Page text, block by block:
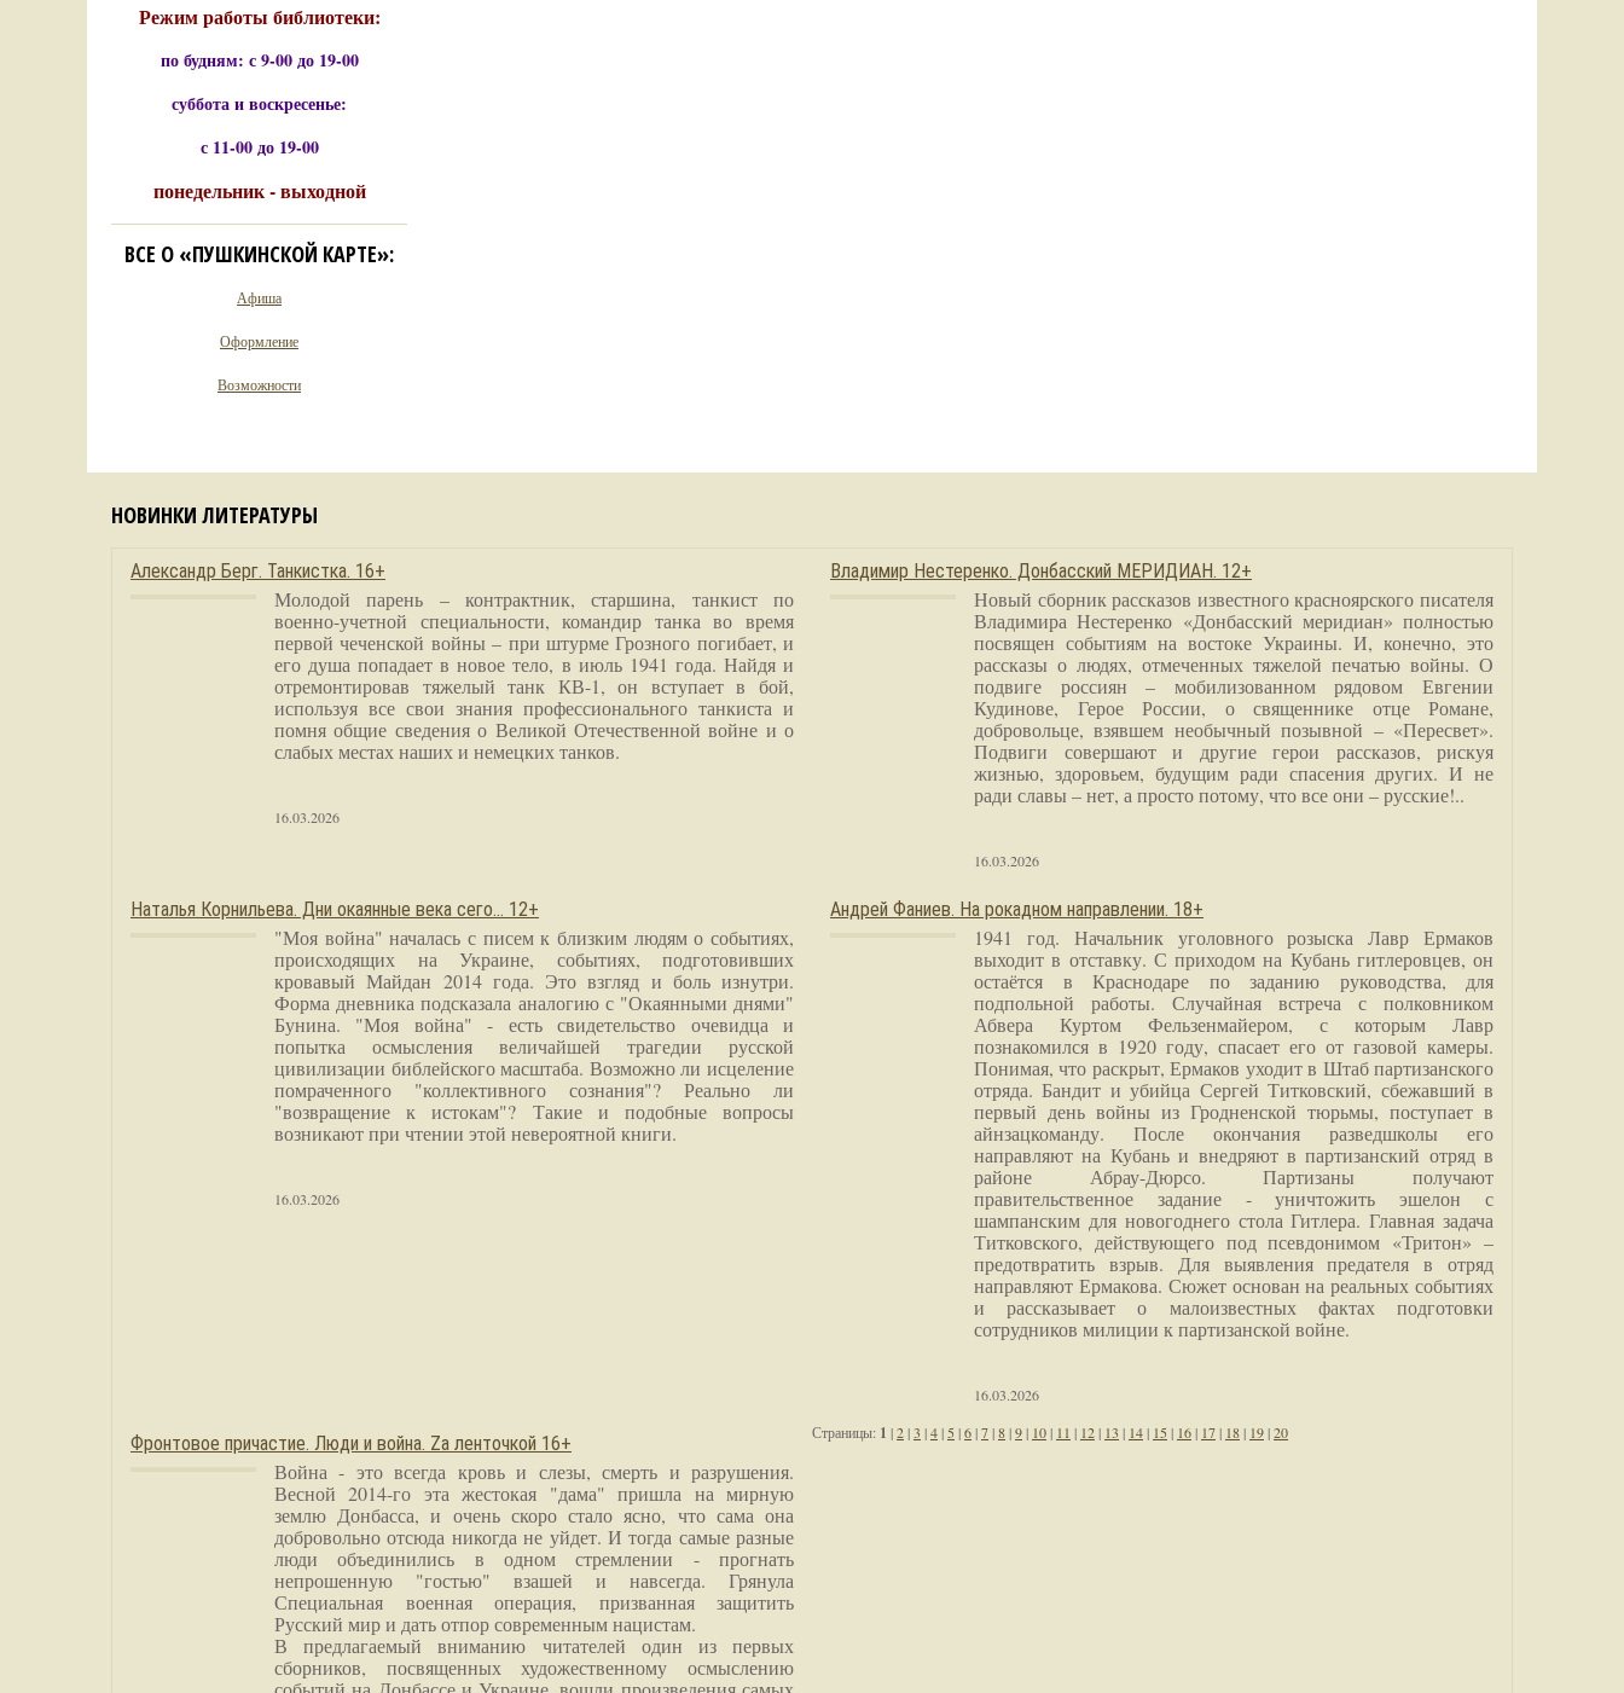
Режим работы библиотеки:
по будням: с 9-00 до 19-00
суббота и воскресенье:
с 11-00 до 19-00
понедельник - выходной
ВСЕ О «ПУШКИНСКОЙ КАРТЕ»:
Афиша
Оформление
Возможности
НОВИНКИ ЛИТЕРАТУРЫ
Александр Берг. Танкистка. 16+
Молодой парень – контрактник, старшина, танкист по
военно-учетной специальности, командир танка во время
первой чеченской войны – при штурме Грозного погибает, и
его душа попадает в новое тело, в июль 1941 года. Найдя и
отремонтировав тяжелый танк КВ-1, он вступает в бой,
используя все свои знания профессионального танкиста и
помня общие сведения о Великой Отечественной войне и о
слабых местах наших и немецких танков.
16.03.2026
Владимир Нестеренко. Донбасский МЕРИДИАН. 12+
Новый сборник рассказов известного красноярского писателя
Владимира Нестеренко «Донбасский меридиан» полностью
посвящен событиям на востоке Украины. И, конечно, это
рассказы о людях, отмеченных тяжелой печатью войны. О
подвиге россиян – мобилизованном рядовом Евгении
Кудинове, Герое России, о священнике отце Романе,
добровольце, взявшем необычный позывной – «Пересвет».
Подвиги совершают и другие герои рассказов, рискуя
жизнью, здоровьем, будущим ради спасения других. И не
ради славы – нет, а просто потому, что все они – русские!..
16.03.2026
Наталья Корнильева. Дни окаянные века сего… 12+
"Моя война" началась с писем к близким людям о событиях,
происходящих на Украине, событиях, подготовивших
кровавый Майдан 2014 года. Это взгляд и боль изнутри.
Форма дневника подсказала аналогию с "Окаянными днями"
Бунина. "Моя война" - есть свидетельство очевидца и
попытка осмысления величайшей трагедии русской
цивилизации библейского масштаба. Возможно ли исцеление
помраченного "коллективного сознания"? Реально ли
"возвращение к истокам"? Такие и подобные вопросы
возникают при чтении этой невероятной книги.
16.03.2026
Андрей Фаниев. На рокадном направлении. 18+
1941 год. Начальник уголовного розыска Лавр Ермаков
выходит в отставку. С приходом на Кубань гитлеровцев, он
остаётся в Краснодаре по заданию руководства, для
подпольной работы. Случайная встреча с полковником
Абвера Куртом Фельзенмайером, с которым Лавр
познакомился в 1920 году, спасает его от газовой камеры.
Понимая, что раскрыт, Ермаков уходит в Штаб партизанского
отряда. Бандит и убийца Сергей Титковский, сбежавший в
первый день войны из Гродненской тюрьмы, поступает в
айнзацкоманду. После окончания разведшколы его
направляют на Кубань и внедряют в партизанский отряд в
районе Абрау-Дюрсо. Партизаны получают
правительственное задание - уничтожить эшелон с
шампанским для новогоднего стола Гитлера. Главная задача
Титковского, действующего под псевдонимом «Тритон» –
предотвратить взрыв. Для выявления предателя в отряд
направляют Ермакова. Сюжет основан на реальных событиях
и рассказывает о малоизвестных фактах подготовки
сотрудников милиции к партизанской войне.
16.03.2026
Фронтовое причастие. Люди и война. Zа ленточкой 16+
Война - это всегда кровь и слезы, смерть и разрушения.
Весной 2014-го эта жестокая "дама" пришла на мирную
землю Донбасса, и очень скоро стало ясно, что сама она
добровольно отсюда никогда не уйдет. И тогда самые разные
люди объединились в одном стремлении - прогнать
непрошенную "гостью" взашей и навсегда. Грянула
Специальная военная операция, призванная защитить
Русский мир и дать отпор современным нацистам.
В предлагаемый вниманию читателей один из первых
сборников, посвященных художественному осмыслению
Страницы: 1 |2|3 |4| 5 |6|7|8|9| 10| 11 | 12| 13 | 14| 15 | 16| 17| 18| 19|20